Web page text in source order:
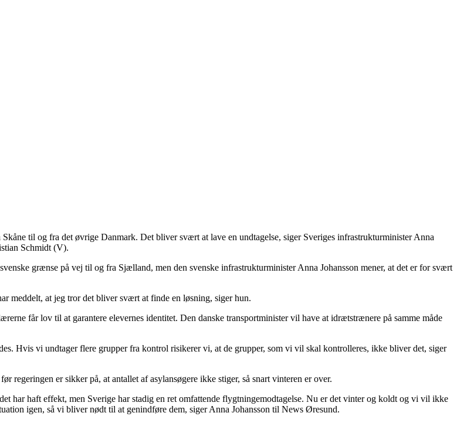
til og fra det øvrige Danmark. Det bliver svært at lave en undtagelse, siger Sveriges infrastrukturminister Anna
Schmidt (V).
grænse på vej til og fra Sjælland, men den svenske infrastrukturminister Anna Johansson mener, at det er for svært
meddelt, at jeg tror det bliver svært at finde en løsning, siger hun.
får lov til at garantere elevernes identitet. Den danske transportminister vil have at idrætstrænere på samme måde
Hvis vi undtager flere grupper fra kontrol risikerer vi, at de grupper, som vi vil skal kontrolleres, ikke bliver det, siger
er sikker på, at antallet af asylansøgere ikke stiger, så snart vinteren er over.
har haft effekt, men Sverige har stadig en ret omfattende flygtningemodtagelse. Nu er det vinter og koldt og vi vil ikke
igen, så vi bliver nødt til at genindføre dem, siger Anna Johansson til News Øresund.